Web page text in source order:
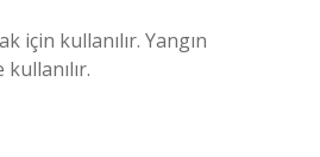
için kullanılır. Yangın